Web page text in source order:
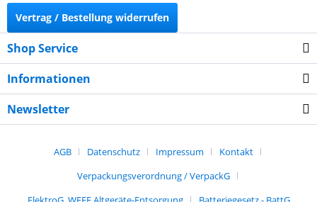
Vertrag / Bestellung widerrufen
Shop Service
Informationen
Newsletter
AGB Datenschutz Impressum
Kontakt
Verpackungsverordnung / VerpackG